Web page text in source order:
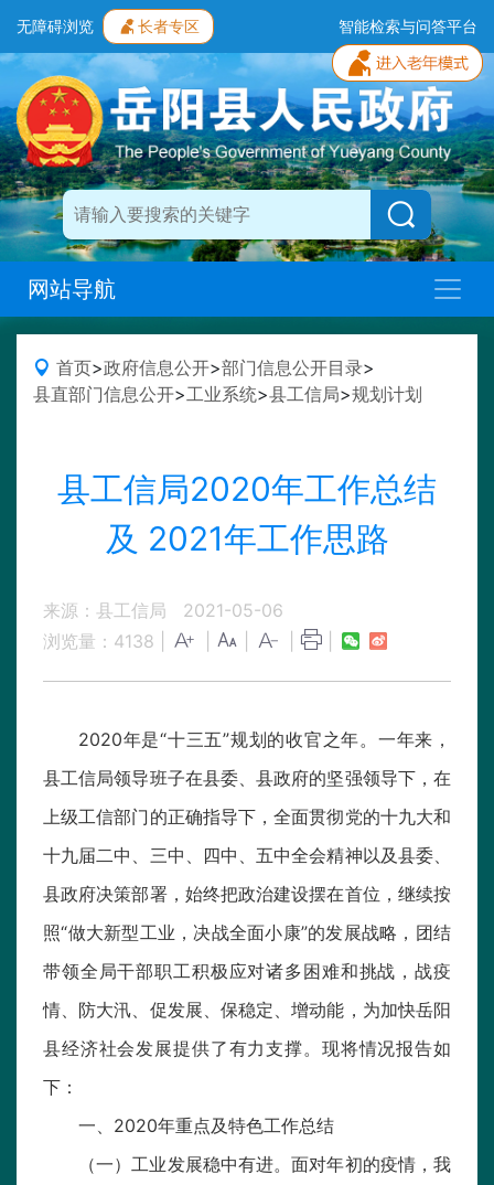
无障碍浏览 长者专区 智能检索与问答平台
网站导航
首页>政府信息公开>部门信息公开目录>
县直部门信息公开>工业系统>县工信局>规划计划
县工信局2020年工作总结
及 2021年工作思路
来源：县工信局
2021-05-06
浏览量： 4138
2020年是“十三五”规划的收官之年。一年来，
县工信局领导班子在县委、县政府的坚强领导下，在
上级工信部门的正确指导下，全面贯彻党的十九大和
十九届二中、三中、四中、五中全会精神以及县委、
县政府决策部署，始终把政治建设摆在首位，继续按
照“做大新型工业，决战全面小康”的发展战略，团结
带领全局干部职工积极应对诸多困难和挑战，战疫
情、防大汛、促发展、保稳定、增动能，为加快岳阳
县经济社会发展提供了有力支撑。现将情况报告如
下：
一、2020年重点及特色工作总结
（一）工业发展稳中有进。面对年初的疫情，我